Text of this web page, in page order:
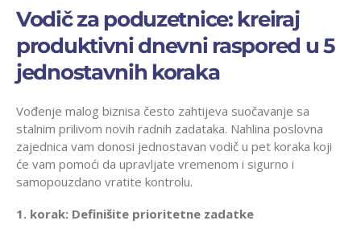
Vodič za poduzetnice: kreiraj
produktivni dnevni raspored u 5
jednostavnih koraka
Vođenje malog biznisa često zahtijeva suočavanje sa
stalnim prilivom novih radnih zadataka. Nahlina poslovna
zajednica vam donosi jednostavan vodič u pet koraka koji
će vam pomoći da upravljate vremenom i sigurno i
samopouzdano vratite kontrolu.
1. korak: Definišite prioritetne zadatke